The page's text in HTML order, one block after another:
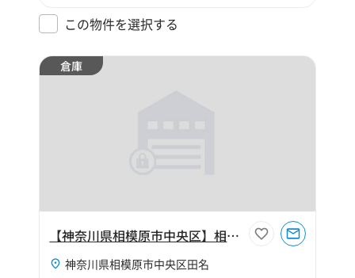
この物件を選択する
倉庫
【神奈川県相模原市中央区】相模原市中央区田名120坪倉庫
神奈川県相模原市中央区田名